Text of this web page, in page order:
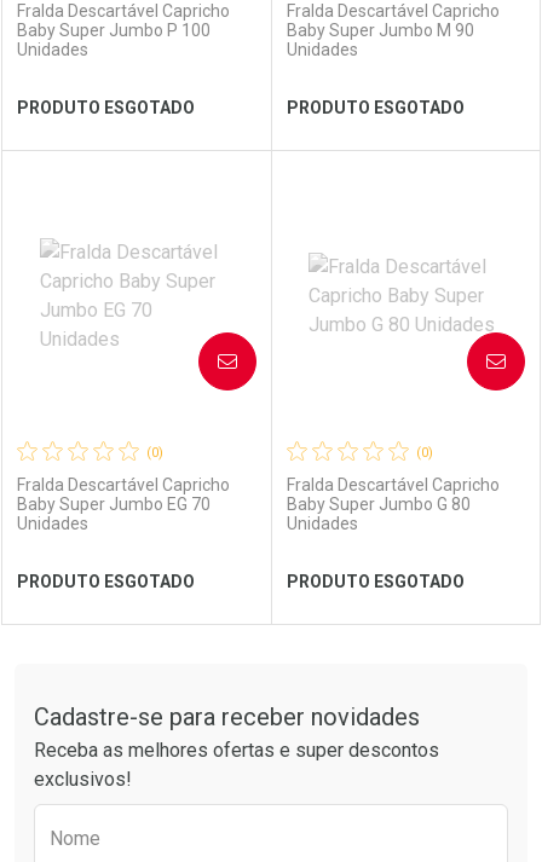
Ver Desconto Convênio Ver Desconto Convênio
Fralda Descartável Capricho
Baby Super Jumbo P 100
Unidades
PRODUTO ESGOTADO
Laboratório
Ver Desconto Convênio
Por Menos
Fralda Descartável Capricho
Baby Super Jumbo M 90
Unidades
PRODUTO ESGOTADO
Laboratório
Ver Desconto Convênio
Por Menos
(0)
Fralda Descartável Capricho
Baby Super Jumbo EG 70
Unidades
PRODUTO ESGOTADO
AVISE-ME
Laboratório
Por Menos
(0)
Fralda Descartável Capricho
Baby Super Jumbo G 80
Unidades
PRODUTO ESGOTADO
AVISE-ME
Laboratório
Por Menos
Cadastre-se para receber novidades
Receba as melhores ofertas e super descontos
exclusivos!
Nome